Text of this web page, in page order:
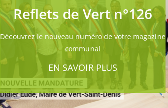
Reflets de Vert n°126
Découvrez le nouveau numéro de votre magazine
communal
EN SAVOIR PLUS